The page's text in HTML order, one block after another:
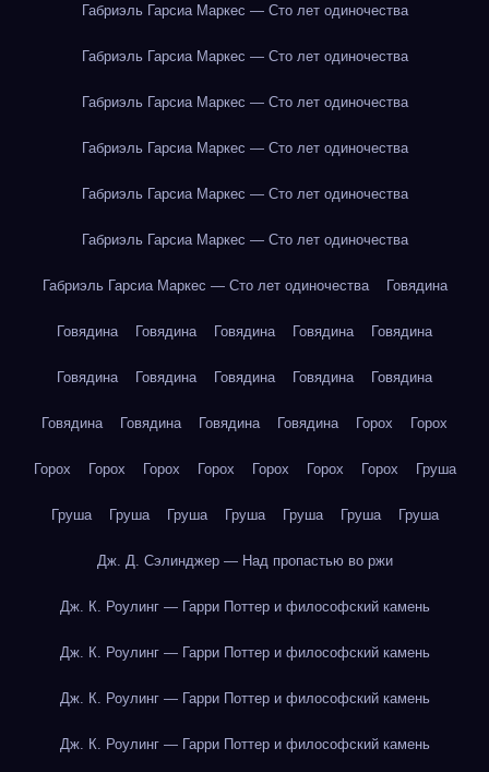
Габриэль Гарсиа Маркес — Сто лет одиночества
Габриэль Гарсиа Маркес — Сто лет одиночества
Габриэль Гарсиа Маркес — Сто лет одиночества
Габриэль Гарсиа Маркес — Сто лет одиночества
Габриэль Гарсиа Маркес — Сто лет одиночества
Габриэль Гарсиа Маркес — Сто лет одиночества
Габриэль Гарсиа Маркес — Сто лет одиночества Говядина
Говядина Говядина Говядина Говядина Говядина
Говядина Говядина Говядина Говядина Говядина
Говядина Говядина Говядина Говядина Горох Горох
Горох Горох Горох Горох Горох Горох Горох Груша
Груша Груша Груша Груша Груша Груша Груша
Дж. Д. Сэлинджер — Над пропастью во ржи
Дж. К. Роулинг — Гарри Поттер и философский камень
Дж. К. Роулинг — Гарри Поттер и философский камень
Дж. К. Роулинг — Гарри Поттер и философский камень
Дж. К. Роулинг — Гарри Поттер и философский камень